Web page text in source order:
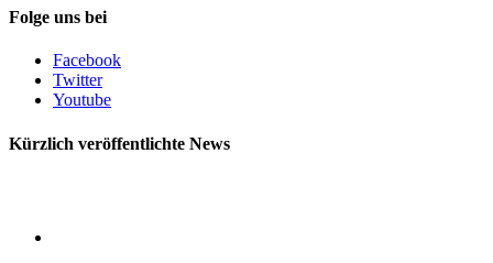
Folge uns bei
Facebook
Twitter
Youtube
Kürzlich veröffentlichte News